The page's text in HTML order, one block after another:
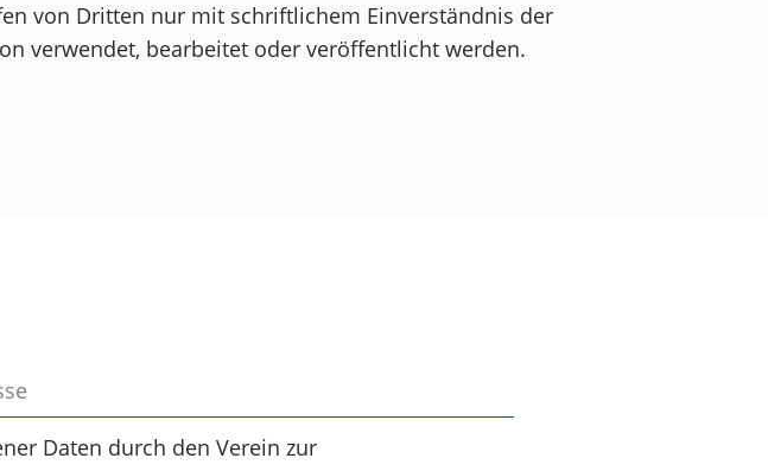
von Dritten nur mit schriftlichem Einverständnis der
verwendet, bearbeitet oder veröffentlicht werden.
Daten durch den Verein zur